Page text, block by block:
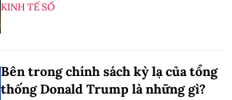
KINH TẾ SỐ
Bên trong chính sách kỳ lạ của tổng
thống Donald Trump là những gì?